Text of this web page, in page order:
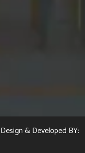
Design & Developed BY: